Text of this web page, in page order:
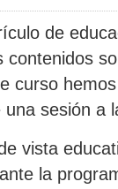
de
contenidos
curso
sesión a
vista
la